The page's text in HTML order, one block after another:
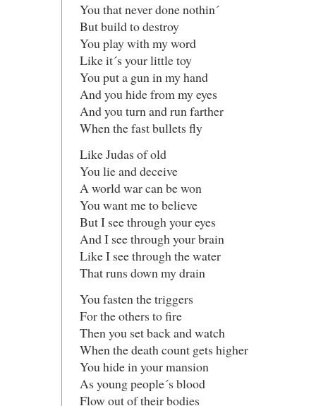
You that never done nothin´
But build to destroy
You play with my word
Like it´s your little toy
You put a gun in my hand
And you hide from my eyes
And you turn and run farther
When the fast bullets fly
Like Judas of old
You lie and deceive
A world war can be won
You want me to believe
But I see through your eyes
And I see through your brain
Like I see through the water
That runs down my drain
You fasten the triggers
For the others to fire
Then you set back and watch
When the death count gets higher
You hide in your mansion
As young people´s blood
Flow out of their bodies